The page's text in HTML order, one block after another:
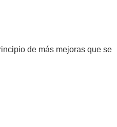
de más mejoras que se